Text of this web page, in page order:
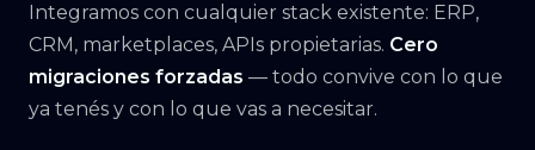
Integramos con cualquier stack existente: ERP,
CRM, marketplaces, APIs propietarias. Cero
migraciones forzadas — todo convive con lo que
ya tenés y con lo que vas a necesitar.